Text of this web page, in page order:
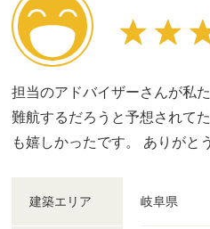
担当のアドバイザーさんが私
難航するだろうと予想されて
も嬉しかったです。 ありがと
建築エリア 岐阜県